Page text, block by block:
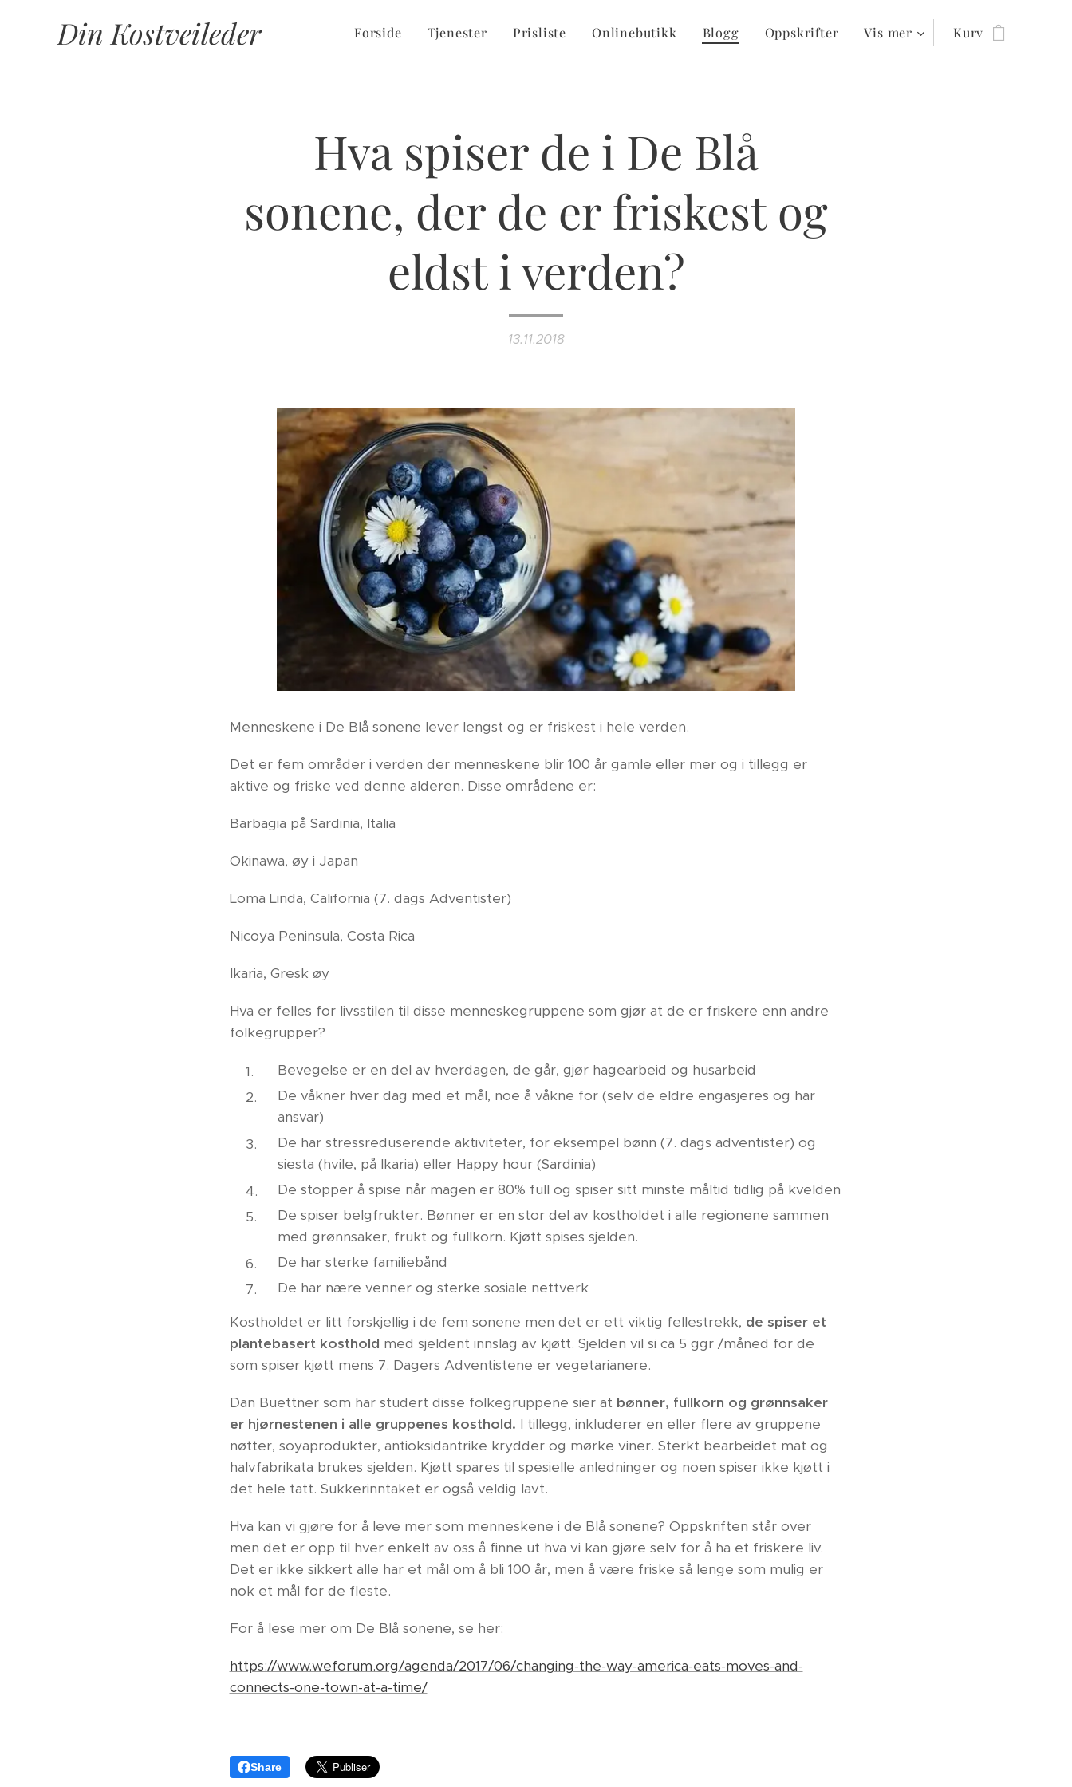
Din Kostveileder Forside Tjenester Prisliste Onlinebutikk Blogg Oppskrifter Vis mer Kurv
Hva spiser de i De Blå
sonene, der de er friskest og
eldst i verden?
13.11.2018
Menneskene i De Blå sonene lever lengst og er friskest i hele verden.
Det er fem områder i verden der menneskene blir 100 år gamle eller mer og i tillegg er
aktive og friske ved denne alderen. Disse områdene er:
Barbagia på Sardinia, Italia
Okinawa, øy i Japan
Loma Linda, California (7. dags Adventister)
Nicoya Peninsula, Costa Rica
Ikaria, Gresk øy
Hva er felles for livsstilen til disse menneskegruppene som gjør at de er friskere enn andre
folkegrupper?
Bevegelse er en del av hverdagen, de går, gjør hagearbeid og husarbeid
De våkner hver dag med et mål, noe å våkne for (selv de eldre engasjeres og har
ansvar)
De har stressreduserende aktiviteter, for eksempel bønn (7. dags adventister) og
siesta (hvile, på Ikaria) eller Happy hour (Sardinia)
De stopper å spise når magen er 80% full og spiser sitt minste måltid tidlig på kvelden
De spiser belgfrukter. Bønner er en stor del av kostholdet i alle regionene sammen
med grønnsaker, frukt og fullkorn. Kjøtt spises sjelden.
De har sterke familiebånd
De har nære venner og sterke sosiale nettverk
Kostholdet er litt forskjellig i de fem sonene men det er ett viktig fellestrekk, de spiser et
plantebasert kosthold med sjeldent innslag av kjøtt. Sjelden vil si ca 5 ggr /måned for de
som spiser kjøtt mens 7. Dagers Adventistene er vegetarianere.
Dan Buettner som har studert disse folkegruppene sier at bønner, fullkorn og grønnsaker
er hjørnestenen i alle gruppenes kosthold. I tillegg, inkluderer en eller flere av gruppene
nøtter, soyaprodukter, antioksidantrike krydder og mørke viner. Sterkt bearbeidet mat og
halvfabrikata brukes sjelden. Kjøtt spares til spesielle anledninger og noen spiser ikke kjøtt i
det hele tatt. Sukkerinntaket er også veldig lavt.
Hva kan vi gjøre for å leve mer som menneskene i de Blå sonene? Oppskriften står over
men det er opp til hver enkelt av oss å finne ut hva vi kan gjøre selv for å ha et friskere liv.
Det er ikke sikkert alle har et mål om å bli 100 år, men å være friske så lenge som mulig er
nok et mål for de fleste.
For å lese mer om De Blå sonene, se her:
https://www.weforum.org/agenda/2017/06/changing-the-way-america-eats-moves-and-
connects-one-town-at-a-time/
Share